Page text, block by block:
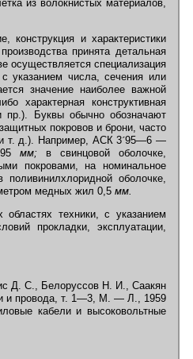
из волокнистых материалов,
и характеристики
принята детальная
осуществляется специализация
указанием числа, сечения или
значение наиболее важной
характерная конструктивная
пр.). Буквы обычно обозначают
покровов и брони, часто
и т. д.). Например, АСК 3´95—6 —
мм; в свинцовой оболочке,
покровами, на номинальное
оболочке,
медных жил 0,5 мм.
техники, с указанием
прокладки, эксплуатации,
Д. С., Белоруссов Н. И., Саакян
и провода, т. 1—3, М. — Л., 1959
кабели и высоковольтные